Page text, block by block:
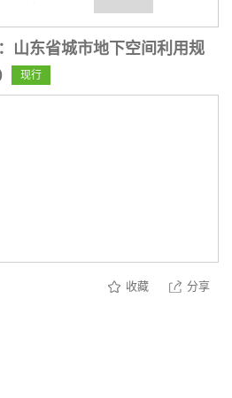
山东省城市地下空间利用规
现行
收藏 分享